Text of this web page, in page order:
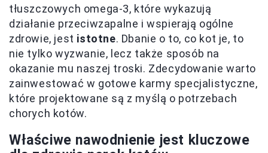
tłuszczowych omega-3, które wykazują
działanie przeciwzapalne i wspierają ogólne
zdrowie, jest istotne. Dbanie o to, co kot je, to
nie tylko wyzwanie, lecz także sposób na
okazanie mu naszej troski. Zdecydowanie warto
zainwestować w gotowe karmy specjalistyczne,
które projektowane są z myślą o potrzebach
chorych kotów.
Właściwe nawodnienie jest kluczowe